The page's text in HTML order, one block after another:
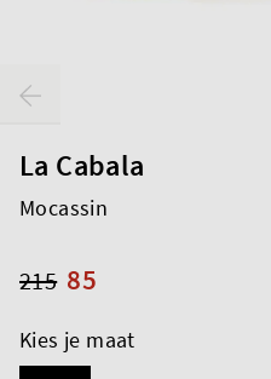
La Cabala
Mocassin
85
215
Kies je maat